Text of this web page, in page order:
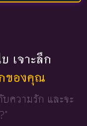
เจาะลึก
ของคุณ
บความรัก และจะ